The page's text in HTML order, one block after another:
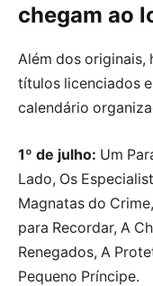
chegam ao
Além dos originais,
títulos licenciados
calendário
1º de julho: Um
Lado, Os
Magnatas do
para Recordar, A
Renegados, A
Pequeno Príncipe.